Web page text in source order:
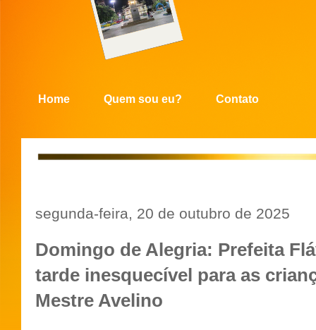
Home Quem sou eu? Contato
segunda-feira, 20 de outubro de 2025
Domingo de Alegria: Prefeita
tarde inesquecível para as
Mestre Avelino